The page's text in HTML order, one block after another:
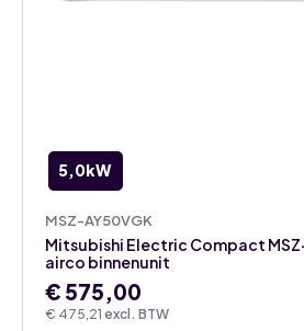
5,0kW
MSZ-AY50VGK
€ 475,21 excl. BTW
Mitsubishi Electric Compact
airco binnenunit
€ 575,00